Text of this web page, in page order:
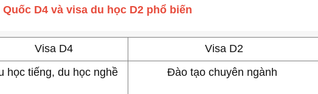
D4 và visa du học D2 phổ biến
Visa D4
Visa D2
học tiếng, du học nghề Đào tạo chuyên ngành